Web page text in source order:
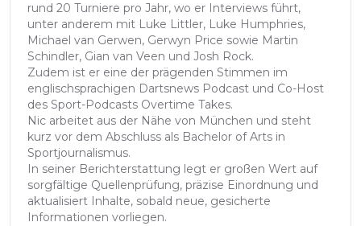
rund 20 Turniere pro Jahr, wo er Interviews führt,
unter anderem mit Luke Littler, Luke Humphries,
Michael van Gerwen, Gerwyn Price sowie Martin
Schindler, Gian van Veen und Josh Rock.
Zudem ist er eine der prägenden Stimmen im
englischsprachigen Dartsnews Podcast und Co-Host
des Sport-Podcasts Overtime Takes.
Nic arbeitet aus der Nähe von München und steht
kurz vor dem Abschluss als Bachelor of Arts in
Sportjournalismus.
In seiner Berichterstattung legt er großen Wert auf
sorgfältige Quellenprüfung, präzise Einordnung und
aktualisiert Inhalte, sobald neue, gesicherte
Informationen vorliegen.